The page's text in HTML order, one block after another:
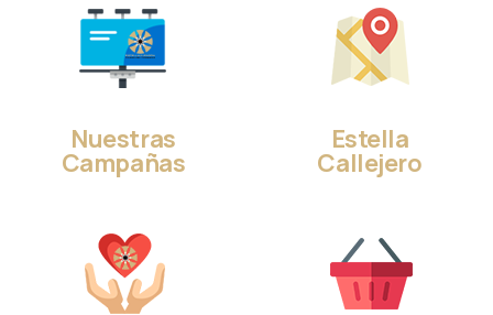
Nuestras
Campañas
Estella
Callejero